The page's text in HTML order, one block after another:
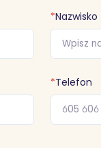
*Nazwisko
*Telefon